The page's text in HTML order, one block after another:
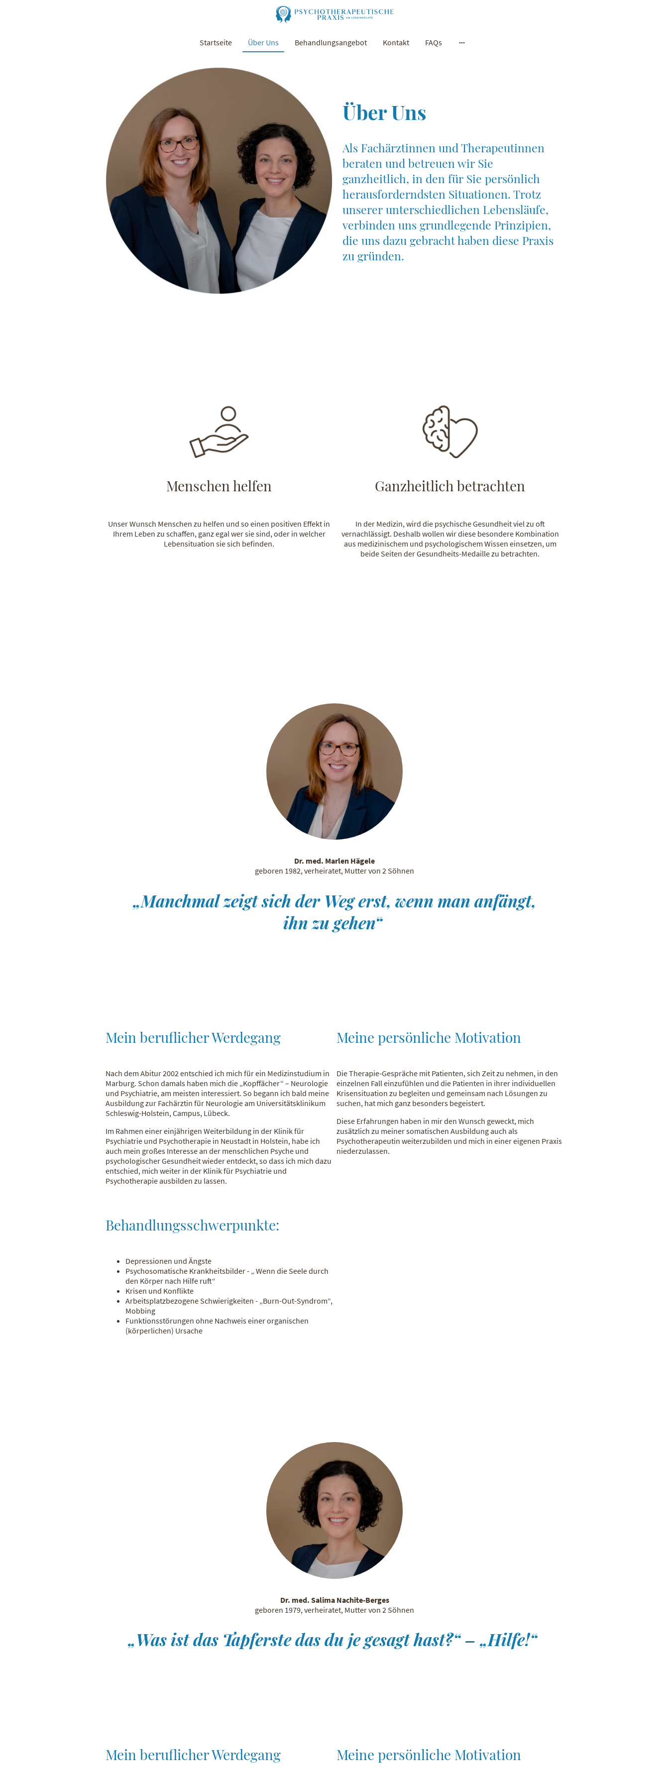
Startseite Über Uns Behandlungsangebot Kontakt FAQs
Über Uns
Als Fachärztinnen und Therapeutinnen
beraten und betreuen wir Sie
ganzheitlich, in den für Sie persönlich
herausforderndsten Situationen. Trotz
unserer unterschiedlichen Lebensläufe,
verbinden uns grundlegende Prinzipien,
die uns dazu gebracht haben diese Praxis
zu gründen.
Menschen helfen
Unser Wunsch Menschen zu helfen und so einen positiven Effekt in
Ihrem Leben zu schaffen, ganz egal wer sie sind, oder in welcher
Lebensituation sie sich befinden.
Ganzheitlich betrachten
In der Medizin, wird die psychische Gesundheit viel zu oft
vernachlässigt. Deshalb wollen wir diese besondere Kombination
aus medizinischem und psychologischem Wissen einsetzen, um
beide Seiten der Gesundheits-Medaille zu betrachten.
Dr. med. Marlen Hägele
geboren 1982, verheiratet, Mutter von 2 Söhnen
„Manchmal zeigt sich der Weg erst, wenn man anfängt,
ihn zu gehen“
Mein beruflicher Werdegang
Nach dem Abitur 2002 entschied ich mich für ein Medizinstudium in
Marburg. Schon damals haben mich die „Kopffächer“ – Neurologie
und Psychiatrie, am meisten interessiert. So begann ich bald meine
Ausbildung zur Fachärztin für Neurologie am Universitätsklinikum
Schleswig-Holstein, Campus, Lübeck.
Im Rahmen einer einjährigen Weiterbildung in der Klinik für
Psychiatrie und Psychotherapie in Neustadt in Holstein, habe ich
auch mein großes Interesse an der menschlichen Psyche und
psychologischer Gesundheit wieder entdeckt, so dass ich mich dazu
entschied, mich weiter in der Klinik für Psychiatrie und
Psychotherapie ausbilden zu lassen.
Meine persönliche Motivation
Die Therapie-Gespräche mit Patienten, sich Zeit zu nehmen, in den
einzelnen Fall einzufühlen und die Patienten in ihrer individuellen
Krisensituation zu begleiten und gemeinsam nach Lösungen zu
suchen, hat mich ganz besonders begeistert.
Diese Erfahrungen haben in mir den Wunsch geweckt, mich
zusätzlich zu meiner somatischen Ausbildung auch als
Psychotherapeutin weiterzubilden und mich in einer eigenen Praxis
niederzulassen.
Behandlungsschwerpunkte:
Depressionen und Ängste
Psychosomatische Krankheitsbilder - „ Wenn die Seele durch
den Körper nach Hilfe ruft“
Krisen und Konflikte
Arbeitsplatzbezogene Schwierigkeiten - „Burn-Out-Syndrom“,
Mobbing
Funktionsstörungen ohne Nachweis einer organischen
(körperlichen) Ursache
Dr. med. Salima Nachite-Berges
geboren 1979, verheiratet, Mutter von 2 Söhnen
„Was ist das Tapferste das du je gesagt hast?“ – „Hilfe!“
Mein beruflicher Werdegang Meine persönliche Motivation